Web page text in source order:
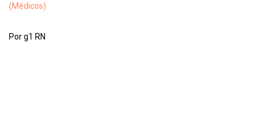
(Médicos)
Por g1 RN